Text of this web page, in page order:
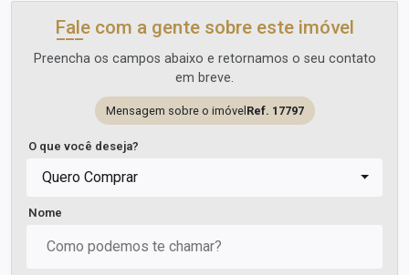
Fale com a gente sobre este imóvel
Preencha os campos abaixo e retornamos o seu contato
em breve.
Mensagem sobre o imóvel Ref. 17797
O que você deseja?
Quero Comprar
Nome